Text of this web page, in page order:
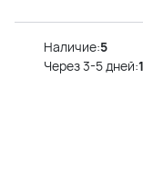
Наличие:5
Через 3-5 дней: